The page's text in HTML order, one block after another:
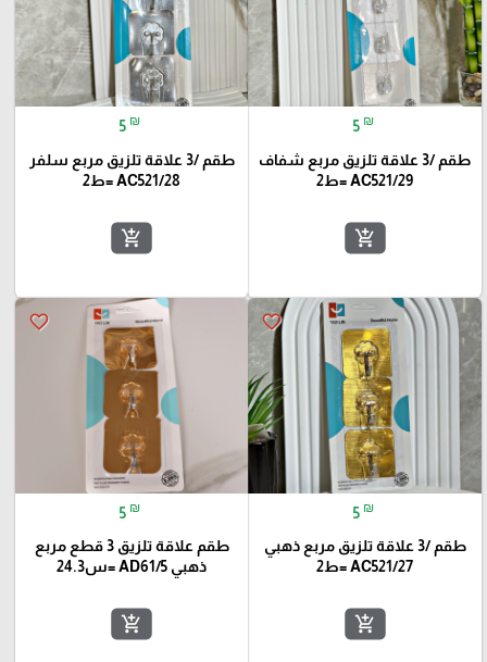
5 ₪
طقم /3 علاقة تلزيق مربع شفاف
AC521/29 =ط2
add_shopping_cart
5 ₪
طقم /3 علاقة تلزيق مربع سلفر
AC521/28 =ط2
add_shopping_cart
favorite_border
5 ₪
طقم /3 علاقة تلزيق مربع ذهبي
AC521/27 =ط2
add_shopping_cart
favorite_border
5 ₪
طقم علاقة تلزيق 3 قطع مربع
ذهبي AD61/5 =س24.3
add_shopping_cart